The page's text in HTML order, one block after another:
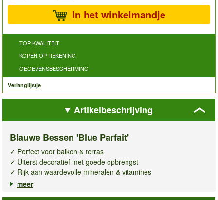
In het winkelmandje
TOP KWALITEIT
KOPEN OP REKENING
GEGEVENSBESCHERMING
Verlanglijstje
Artikelbeschrijving
Blauwe Bessen 'Blue Parfait'
✓ Perfect voor balkon & terras
✓ Uiterst decoratief met goede opbrengst
✓ Rijk aan waardevolle mineralen & vitamines
DeBlauwe bessen Blue Parfait
tuinliefhebber en perfect voor het balkon of terras! Deze
meer